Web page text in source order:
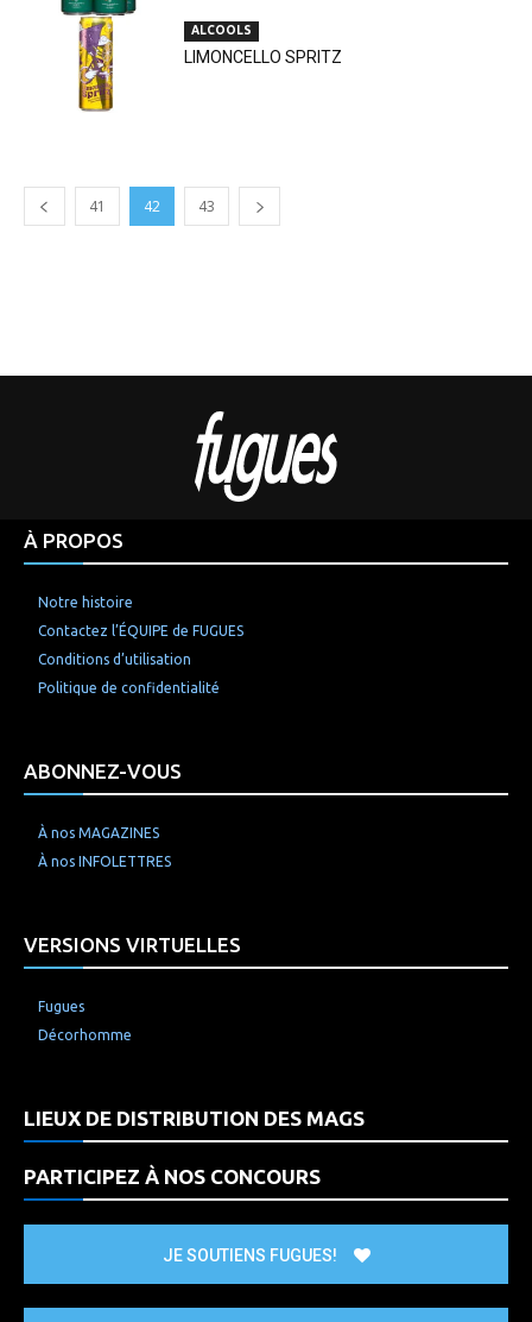
ALCOOLS
LIMONCELLO SPRITZ
41 42 43
À PROPOS
Notre histoire
Contactez l’ÉQUIPE de FUGUES
Conditions d’utilisation
Politique de confidentialité
ABONNEZ-VOUS
À nos MAGAZINES
À nos INFOLETTRES
VERSIONS VIRTUELLES
Fugues
Décorhomme
LIEUX DE DISTRIBUTION DES MAGS
PARTICIPEZ À NOS CONCOURS
JE SOUTIENS FUGUES!